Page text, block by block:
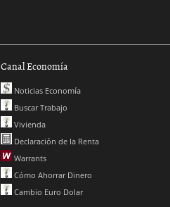
Canal Economía
Noticias Economía
Buscar Trabajo
Vivienda
Declaración de la Renta
Warrants
Cómo Ahorrar Dinero
Cambio Euro Dolar